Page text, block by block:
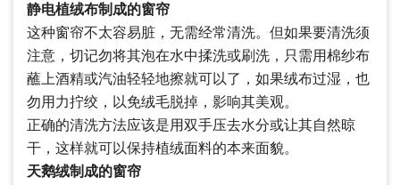
静电植绒布制成的窗帘
这种窗帘不太容易脏，无需经常清洗。但如果要清洗须
注意，切记勿将其泡在水中揉洗或刷洗，只需用棉纱布
蘸上酒精或汽油轻轻地擦就可以了，如果绒布过湿，也
勿用力拧绞，以免绒毛脱掉，影响其美观。
正确的清洗方法应该是用双手压去水分或让其自然晾
干，这样就可以保持植绒面料的本来面貌。
天鹅绒制成的窗帘